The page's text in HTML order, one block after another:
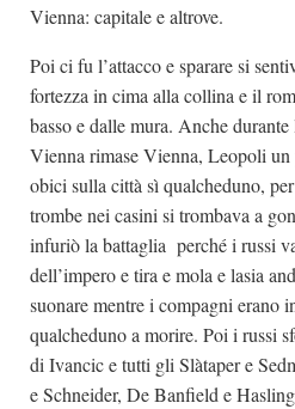
Vienna: capitale e altrove.
Poi ci fu l’attacco e sparare si
fortezza in cima alla collina e il
basso e dalle mura. Anche
Vienna rimase Vienna, Leopoli un
obici sulla città sì qualcheduno,
trombe nei casini si trombava a
infuriò la battaglia perché i russi
dell’impero e tira e mola e lasia
suonare mentre i compagni erano
qualcheduno a morire. Poi i russi
di Ivancic e tutti gli Slàtaper e
e Schneider, De Banfield e